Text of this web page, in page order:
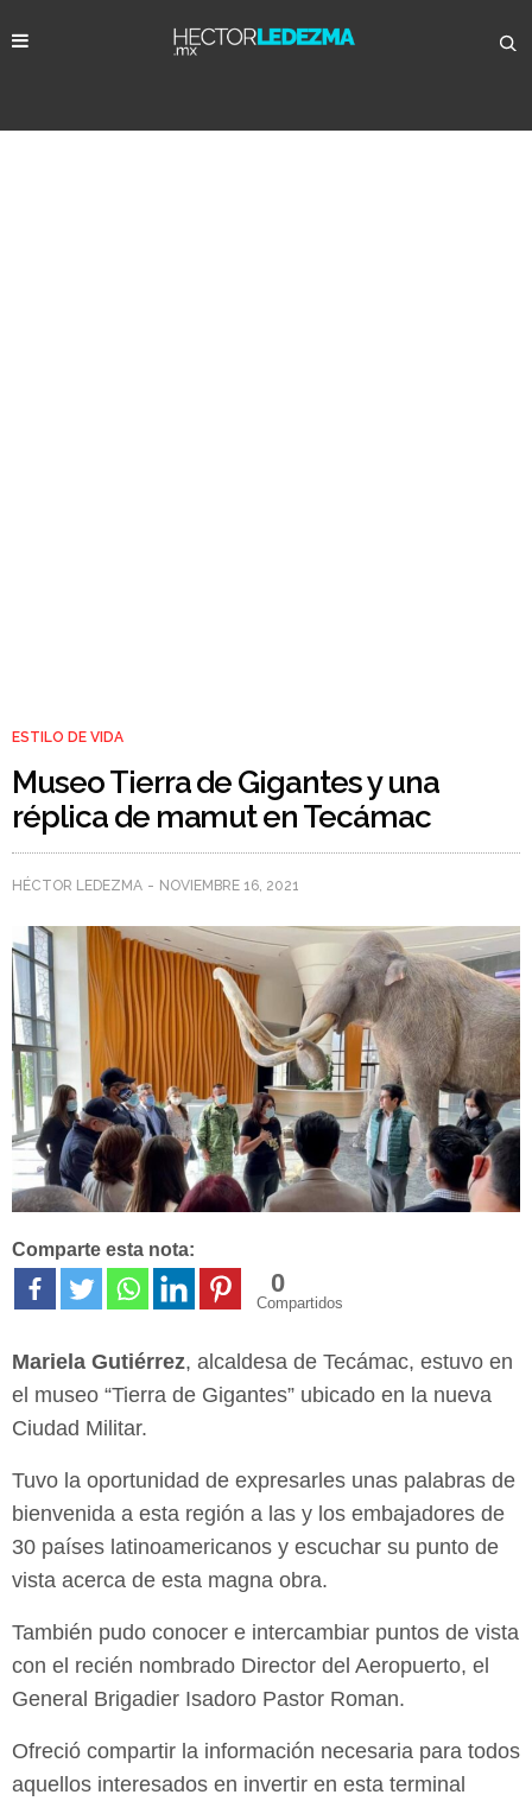
ESTILO DE VIDA
Museo Tierra de Gigantes y una
réplica de mamut en Tecámac
HÉCTOR LEDEZMA NOVIEMBRE 16, 2021
Comparte esta nota:
0
Compartidos
Mariela Gutiérrez, alcaldesa de Tecámac, estuvo en
el museo “Tierra de Gigantes” ubicado en la nueva
Ciudad Militar.
Tuvo la oportunidad de expresarles unas palabras de
bienvenida a esta región a las y los embajadores de
30 países latinoamericanos y escuchar su punto de
vista acerca de esta magna obra.
También pudo conocer e intercambiar puntos de vista
con el recién nombrado Director del Aeropuerto, el
General Brigadier Isadoro Pastor Roman.
Ofreció compartir la información necesaria para todos
aquellos interesados en invertir en esta terminal